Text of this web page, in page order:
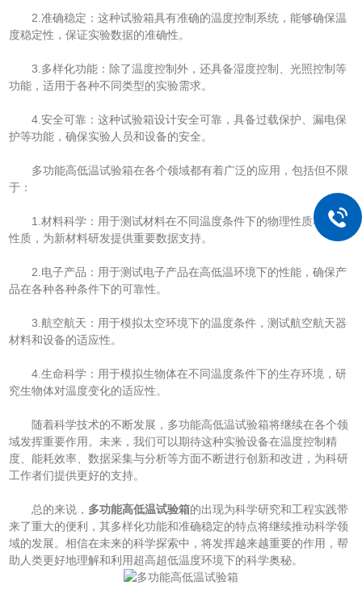
2.准确稳定：这种试验箱具有准确的温度控制系统，能够确保温
度稳定性，保证实验数据的准确性。
3.多样化功能：除了温度控制外，还具备湿度控制、光照控制等
功能，适用于各种不同类型的实验需求。
4.安全可靠：这种试验箱设计安全可靠，具备过载保护、漏电保
护等功能，确保实验人员和设备的安全。
多功能高低温试验箱在各个领域都有着广泛的应用，包括但不限
于：
1.材料科学：用于测试材料在不同温度条件下的物理性质和化学
性质，为新材料研发提供重要数据支持。
2.电子产品：用于测试电子产品在高低温环境下的性能，确保产
品在各种各种条件下的可靠性。
3.航空航天：用于模拟太空环境下的温度条件，测试航空航天器
材料和设备的适应性。
4.生命科学：用于模拟生物体在不同温度条件下的生存环境，研
究生物体对温度变化的适应性。
随着科学技术的不断发展，多功能高低温试验箱将继续在各个领
域发挥重要作用。未来，我们可以期待这种实验设备在温度控制精
度、能耗效率、数据采集与分析等方面不断进行创新和改进，为科研
工作者们提供更好的支持。
总的来说， 多功能高低温试验箱的出现为科学研究和工程实践带
来了重大的便利，其多样化功能和准确稳定的特点将继续推动科学领
域的发展。相信在未来的科学探索中，将发挥越来越重要的作用，帮
助人类更好地理解和利用超高超低温度环境下的科学奥秘。